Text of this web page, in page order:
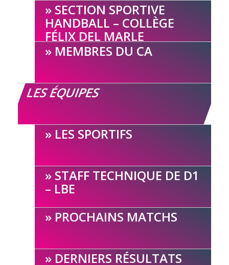
SECTION SPORTIVE
HANDBALL – COLLÈGE
FÉLIX DEL MARLE
MEMBRES DU CA
LES ÉQUIPES
LES SPORTIFS
STAFF TECHNIQUE DE D1
– LBE
PROCHAINS MATCHS
DERNIERS RÉSULTATS